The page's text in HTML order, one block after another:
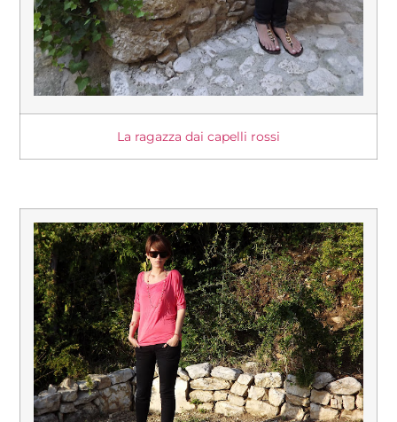
La ragazza dai capelli rossi